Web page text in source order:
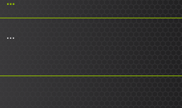
...